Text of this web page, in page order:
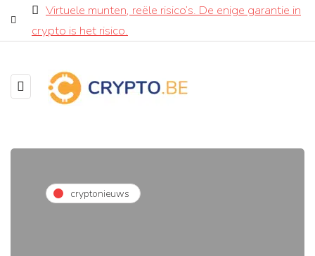
Virtuele munten, reële risico’s. De enige garantie in
crypto is het risico.
cryptonieuws